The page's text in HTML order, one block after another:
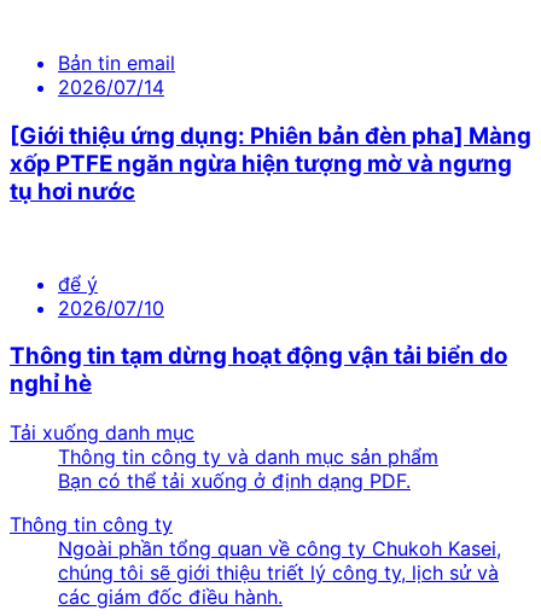
Bản tin email
2026/07/14
[Giới thiệu ứng dụng: Phiên bản đèn pha] Màng
xốp PTFE ngăn ngừa hiện tượng mờ và ngưng
tụ hơi nước
để ý
2026/07/10
Thông tin tạm dừng hoạt động vận tải biển do
nghỉ hè
Tải xuống danh mục
Thông tin công ty và danh mục sản phẩm
Bạn có thể tải xuống ở định dạng PDF.
Thông tin công ty
Ngoài phần tổng quan về công ty Chukoh Kasei,
chúng tôi sẽ giới thiệu triết lý công ty, lịch sử và
các giám đốc điều hành.